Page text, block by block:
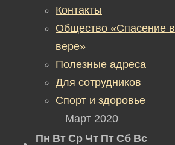
Контакты
Общество «Спасение в
вере»
Полезные адреса
Для сотрудников
Спорт и здоровье
Март 2020
Пн Вт Ср Чт Пт Сб Вс